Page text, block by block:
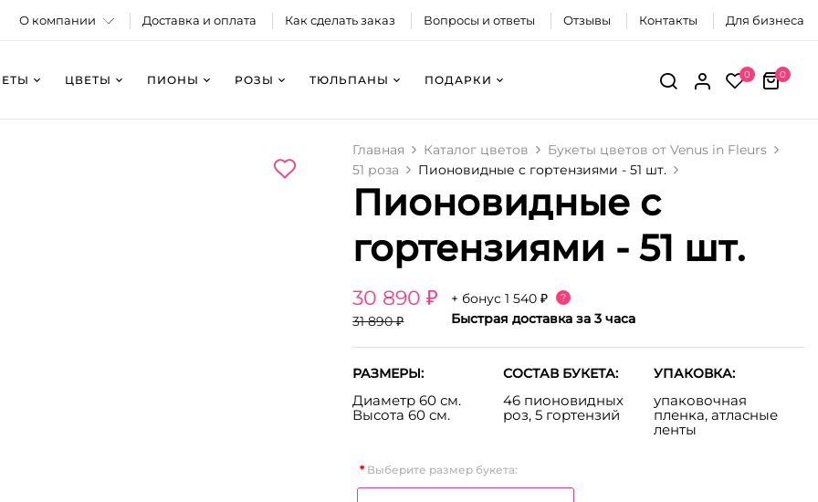
О компании Доставка и оплата Как сделать заказ Вопросы и ответы Отзывы Контакты Для бизнеса
ЦВЕТЫ ПИОНЫ РОЗЫ ТЮЛЬПАНЫ ПОДАРКИ 0 0
Главная Каталог цветов
Букеты цветов от Venus in Fleurs
51 роза
Пионовидные с гортензиями - 51 шт.
Пионовидные с
гортензиями - 51 шт.
30 890 ₽
31 890 ₽
+ бонус1 540 ₽ ?
Быстрая доставка за 3 часа
РАЗМЕРЫ:
Диаметр 60 см.
Высота 60 см.
СОСТАВ БУКЕТА:
46 пионовидных
роз, 5 гортензий
УПАКОВКА:
упаковочная
пленка, атласные
ленты
Выберите размер букета: